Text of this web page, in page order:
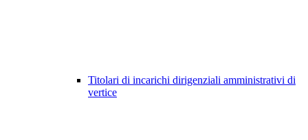
Titolari di incarichi dirigenziali amministrativi di
vertice